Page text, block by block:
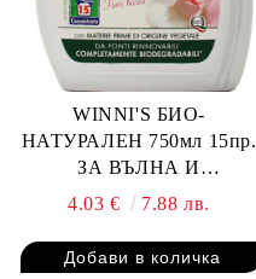
WINNI'S БИО-
НАТУРАЛЕН 750мл 15пр.
ЗА ВЪЛНА И
ДЕЛИКАТНИ
4.03 € 7.88 лв.